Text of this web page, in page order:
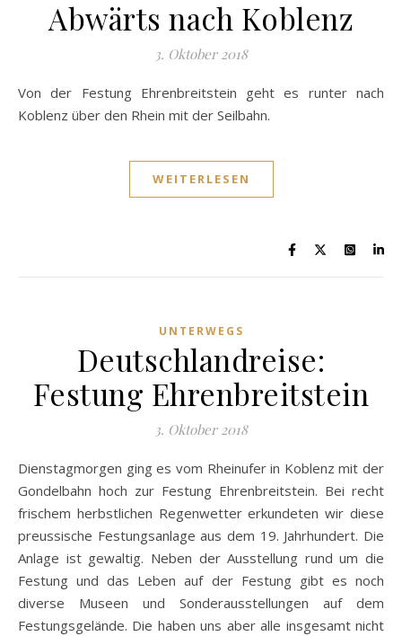
Abwärts nach Koblenz
3. Oktober 2018
Von der Festung Ehrenbreitstein geht es runter nach
Koblenz über den Rhein mit der Seilbahn.
WEITERLESEN
UNTERWEGS
Deutschlandreise:
Festung Ehrenbreitstein
3. Oktober 2018
Dienstagmorgen ging es vom Rheinufer in Koblenz mit der
Gondelbahn hoch zur Festung Ehrenbreitstein. Bei recht
frischem herbstlichen Regenwetter erkundeten wir diese
preussische Festungsanlage aus dem 19. Jahrhundert. Die
Anlage ist gewaltig. Neben der Ausstellung rund um die
Festung und das Leben auf der Festung gibt es noch
diverse Museen und Sonderausstellungen auf dem
Festungsgelände. Die haben uns aber alle insgesamt nicht